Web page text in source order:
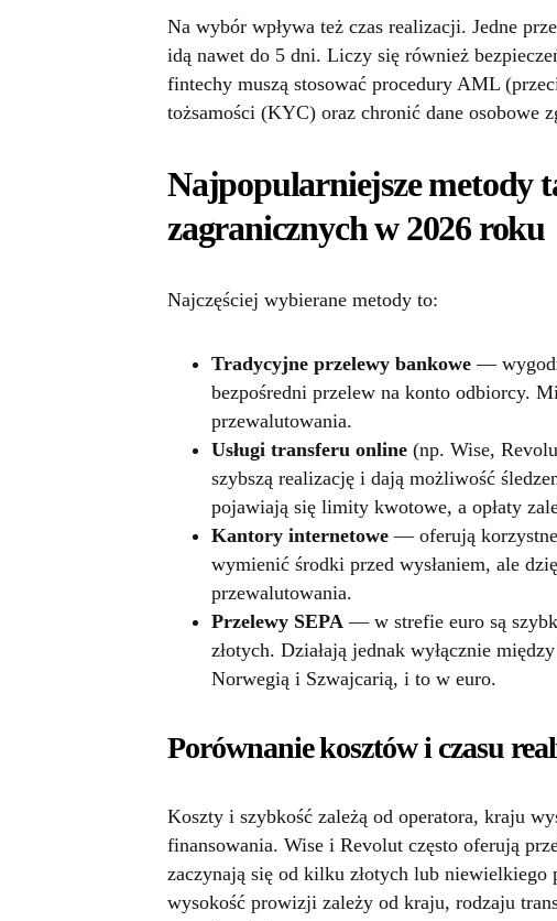
Na wybór wpływa też czas realizacji. Jedne
idą nawet do 5 dni. Liczy się również
fintechy muszą stosować procedury AML
tożsamości (KYC) oraz chronić dane osobowe
Najpopularniejsze metody
zagranicznych w 2026 roku
Najczęściej wybierane metody to:
Tradycyjne przelewy bankowe —
bezpośredni przelew na konto odbiorcy.
przewalutowania.
Usługi transferu online (np. Wise,
szybszą realizację i dają możliwość
pojawiają się limity kwotowe, a opłaty
Kantory internetowe — oferują
wymienić środki przed wysłaniem, ale
przewalutowania.
Przelewy SEPA — w strefie euro są
złotych. Działają jednak wyłącznie
Norwegią i Szwajcarią, i to w euro.
Porównanie kosztów i czasu
Koszty i szybkość zależą od operatora, kraju
finansowania. Wise i Revolut często oferują
zaczynają się od kilku złotych lub
wysokość prowizji zależy od kraju, rodzaju